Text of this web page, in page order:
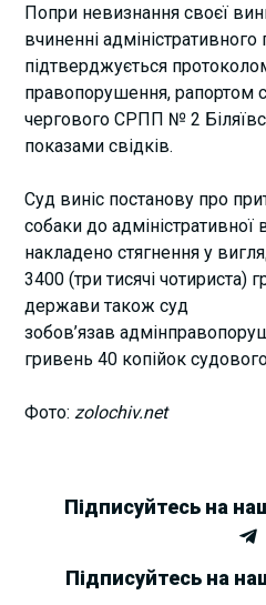
Попри невизнання своєї
вчиненні
підтверджується
правопорушення, рапортом
чергового СРПП № 2
показами свідків.
Суд виніс постанову про
собаки до адміністративної
накладено стягнення у
3400 (три тисячі чотириста)
держави також суд
зобов’язав
гривень 40 копійок
Фото: zolochiv.net
Підписуйтесь на
Підписуйтесь на